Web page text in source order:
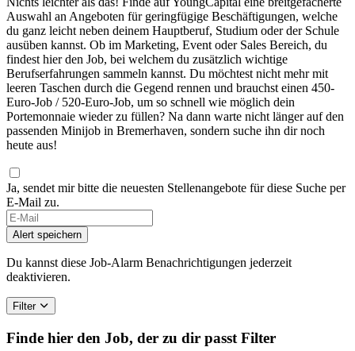
Auswahl an Angeboten für geringfügige Beschäftigungen, welche
du ganz leicht neben deinem Hauptberuf, Studium oder der Schule
ausüben kannst. Ob im Marketing, Event oder Sales Bereich, du
findest hier den Job, bei welchem du zusätzlich wichtige
Berufserfahrungen sammeln kannst. Du möchtest nicht mehr mit
leeren Taschen durch die Gegend rennen und brauchst einen 450-
Euro-Job / 520-Euro-Job, um so schnell wie möglich dein
Portemonnaie wieder zu füllen? Na dann warte nicht länger auf den
passenden Minijob in Bremerhaven, sondern suche ihn dir noch
heute aus!
Ja, sendet mir bitte die neuesten Stellenangebote für diese Suche per
E-Mail zu.
If
you
are
a
human,
this
field
Alert speichern
Du kannst diese Job-Alarm Benachrichtigungen jederzeit
deaktivieren.
Filter
Finde hier den Job, der zu dir passt Filter